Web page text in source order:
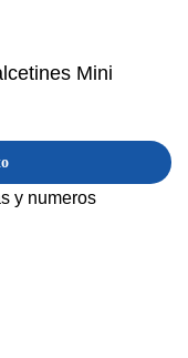
Mini